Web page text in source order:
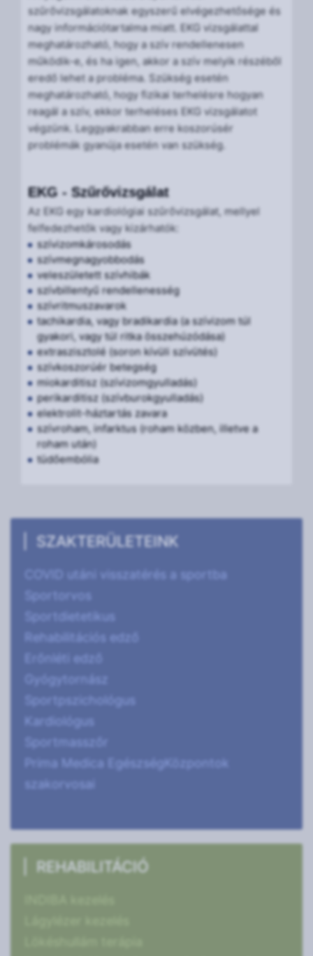
szűrővizsgálatoknak egyszerű elvégezhetősége és
nagy információtartalma miatt. EKG vizsgálattal
meghatározható, hogy a szív rendellenesen
működik-e, és ha igen, akkor a szív melyik részéből
eredő lehet a probléma. Szükség esetén
meghatározható, hogy fizikai terhelésre hogyan
reagál a szív, ekkor terheléses EKG vizsgálatot
végzünk. Leggyakrabban erre koszorúsér
problémák gyanúja esetén van szükség.
EKG - Szűrővizsgálat
Az EKG egy kardiológiai szűrővizsgálat, mellyel
felfedezhetők vagy kizárhatók:
szívizomkárosodás
szívmegnagyobbodás
veleszületett szívhibák
szívbillentyű rendellenesség
szívritmuszavarok
tachikardia, vagy bradikardia (a szívizom túl
gyakori, vagy túl ritka összehúzódása)
extraszisztolé (soron kívüli szívütés)
szívkoszorúér betegség
miokarditisz (szívizomgyulladás)
perikarditisz (szívburokgyulladás)
elektrolit-háztartás zavara
szívroham, infarktus (roham közben, illetve a
roham után)
tüdőembólia
SZAKTERÜLETEINK
COVID utáni visszatérés a sportba
Sportorvos
Sportdietetikus
Rehabilitációs edző
Erőnléti edző
Gyógytornász
Sportpszichológus
Kardiológus
Sportmasszőr
Prima Medica EgészségKözpontok
szakorvosai
REHABILITÁCIÓ